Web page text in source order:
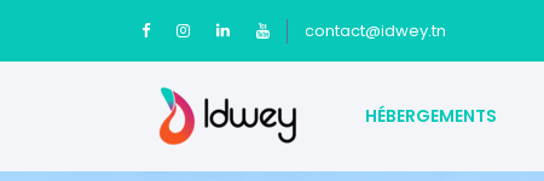
contact@idwey.tn
HÉBERGEMENTS